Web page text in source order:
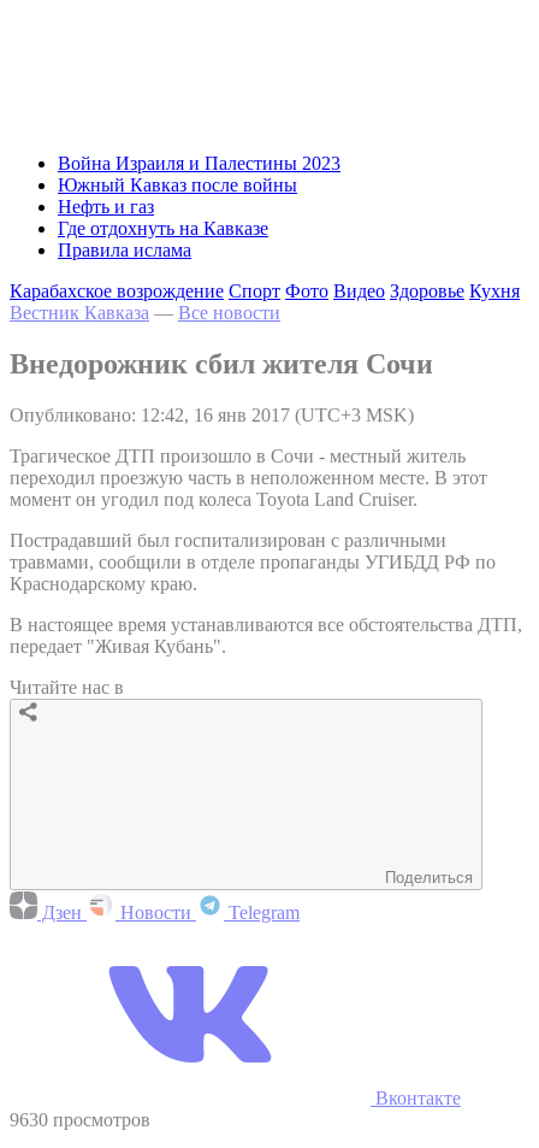
Война Израиля и Палестины 2023
Южный Кавказ после войны
Нефть и газ
Где отдохнуть на Кавказе
Правила ислама
Карабахское возрождение Спорт Фото Видео Здоровье Кухня
Вестник Кавказа — Все новости
Внедорожник сбил жителя Сочи
Опубликовано: 12:42, 16 янв 2017 (UTC+3 MSK)
Трагическое ДТП произошло в Сочи - местный житель
переходил проезжую часть в неположенном месте. В этот
момент он угодил под колеса Toyota Land Cruiser.
Пострадавший был госпитализирован с различными
травмами, сообщили в отделе пропаганды УГИБДД РФ по
Краснодарскому краю.
В настоящее время устанавливаются все обстоятельства ДТП,
передает "Живая Кубань".
Читайте нас в
Поделиться
Дзен Новости Telegram
Вконтакте
9630 просмотров